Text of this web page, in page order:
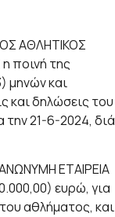
ΑΘΛΗΤΙΚΟΣ
ποινή της
μηνών και
και δηλώσεις του
21-6-2024, διά
ΕΤΑΙΡΕΙΑ
ευρώ, για
αθλήματος, και